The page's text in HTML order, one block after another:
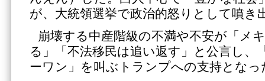
が、大統領選挙で政治的怒りとして噴き
崩壊する中産階級の不満や不安が「メ
る」「不法移民は追い返す」と公言し、
ーワン」を叫ぶトランプへの支持となっ